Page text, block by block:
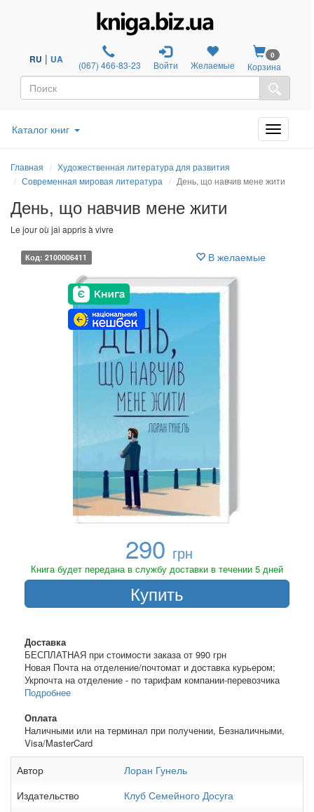
RU | UA (067) 466-83-23 Войти Желаемые
0
Корзина
Каталог книг
Главная
Художественная литература для развития
Современная мировая литература
День, що навчив мене жити
День, що навчив мене жити
Le jour où jai appris à vivre
Код: 2100006411 В желаемые
290 грн
Книга будет передана в службу доставки в течении 5 дней
Купить
Доставка
БЕСПЛАТНАЯ при стоимости заказа от 990 грн
Новая Почта на отделение/почтомат и доставка курьером;
Укрпочта на отделение - по тарифам компании-перевозчика
Подробнее
Оплата
Наличными или на терминал при получении, Безналичными,
Visa/MasterCard
Автор
Лоран Гунель
Издательство
Клуб Семейного Досуга